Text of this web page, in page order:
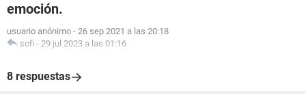
emoción.
usuario anónimo - 26 sep 2021 a las 20:18
sofi - 29 jul 2023 a las 01:16
8 respuestas